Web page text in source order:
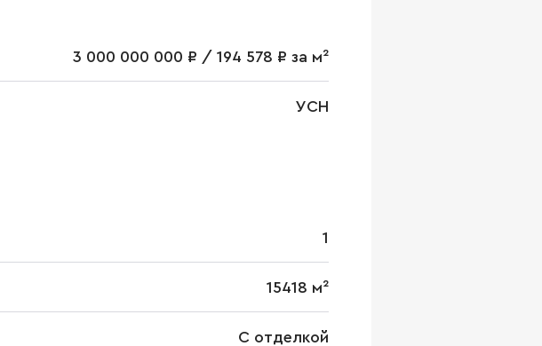
3 000 000 000 ₽ / 194 578 ₽ за м²
УСН
1
15418 м²
С отделкой